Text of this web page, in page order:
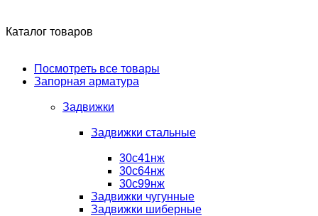
Каталог товаров
Посмотреть все товары
Запорная арматура
Задвижки
Задвижки стальные
30с41нж
30с64нж
30с99нж
Задвижки чугунные
Задвижки шиберные